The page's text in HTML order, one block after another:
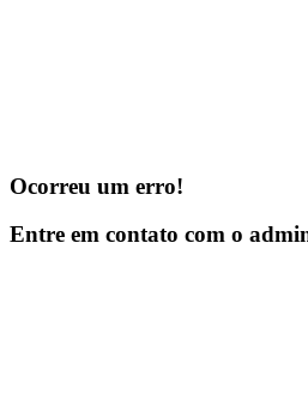
Ocorreu um erro!
Entre em contato com o